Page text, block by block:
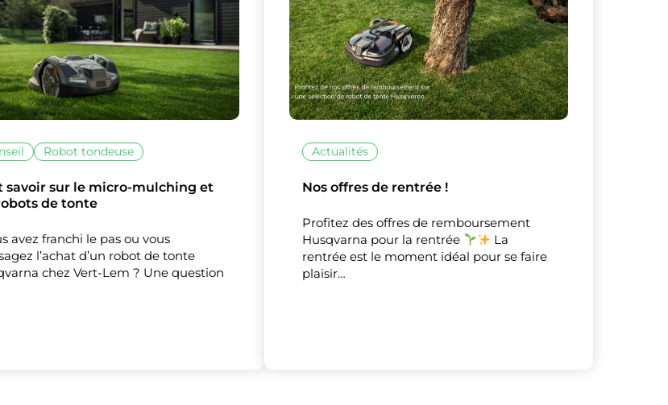
et vous donne le contrôle sur ceux que
vous souhaitez activer
partenaires(1)
Mesure d'audience
accepter Tout refuser
Robot tondeuse
savoir sur le micro-mulching et
de tonte
avez franchi le pas ou vous
l’achat d’un robot de tonte
chez Vert-Lem ? Une question
Actualités
Nos offres de rentrée !
Profitez des offres de remboursement
Husqvarna pour la rentrée
La
rentrée est le moment idéal pour se faire
plaisir…